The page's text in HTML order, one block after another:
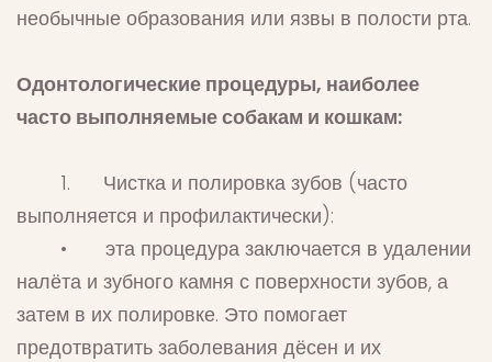
необычные образования или язвы в полости рта.
Одонтологические процедуры, наиболее
часто выполняемые собакам и кошкам:
1. Чистка и полировка зубов (часто
выполняется и профилактически):
• эта процедура заключается в удалении
налёта и зубного камня с поверхности зубов, а
затем в их полировке. Это помогает
предотвратить заболевания дёсен и их